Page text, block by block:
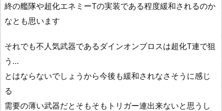
終の艦隊や超化エネミーTの実装である程度緩和されるのか
なとも思います
それでも不人気武器であるダインオンブロスは超化T連で狙
う…
とはならないでしょうから今後も緩和されなさそうに感じ
る
需要の薄い武器だとそもそもトリガー連出来ないと思うし